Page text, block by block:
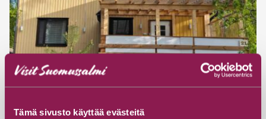
Tämä sivusto käyttää evästeitä